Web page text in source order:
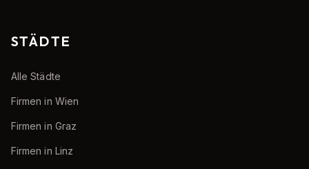
STÄDTE
Alle Städte
Firmen in Wien
Firmen in Graz
Firmen in Linz